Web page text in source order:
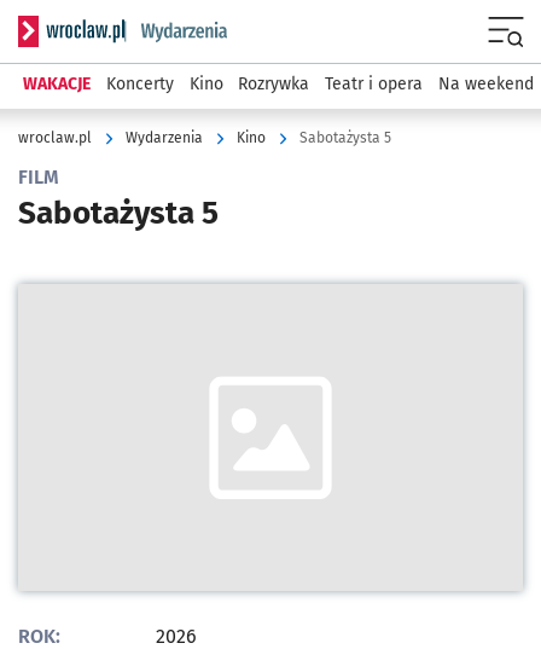
Serwis informacyjny wroclaw.pl podserwis: Wydarzenia
WAKACJE Koncerty Kino Rozrywka Teatr i opera Na weekend
wroclaw.pl Wydarzenia Kino Sabotażysta 5
FILM
Sabotażysta 5
ROK:
2026